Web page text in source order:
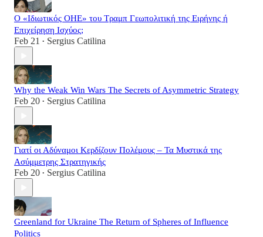
Ο «Ιδιωτικός ΟΗΕ» του Τραμπ Γεωπολιτική της Ειρήνης ή
Επιχείρηση Ισχύος;
Feb 21 • Sergius Catilina
Why the Weak Win Wars The Secrets of Asymmetric Strategy
Feb 20 • Sergius Catilina
Γιατί οι Αδύναμοι Κερδίζουν Πολέμους – Τα Μυστικά της
Ασύμμετρης Στρατηγικής
Feb 20 • Sergius Catilina
Greenland for Ukraine The Return of Spheres of Influence
Politics